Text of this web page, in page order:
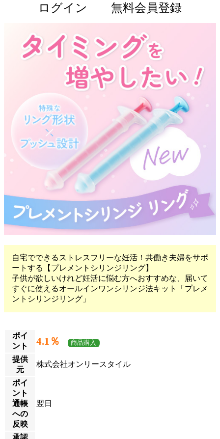
ログイン 無料会員登録
自宅でできるストレスフリーな妊活！共働き夫婦をサポ
ートする【プレメントシリンジリング】
子供が欲しいけれど妊活に悩む方へおすすめな、届いて
すぐに使えるオールインワンシリンジ法キット「プレメ
ントシリンジリング」
ポイ
ント
4.1％ 商品購入
提供
元
株式会社オンリースタイル
ポイ
ント
通帳
への
反映
翌日